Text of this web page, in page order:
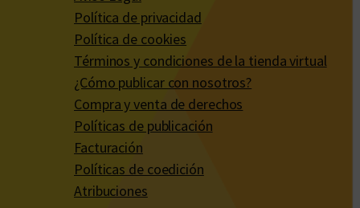
Política de privacidad
Política de cookies
Términos y condiciones de la tienda virtual
¿Cómo publicar con nosotros?
Compra y venta de derechos
Políticas de publicación
Facturación
Políticas de coedición
Atribuciones